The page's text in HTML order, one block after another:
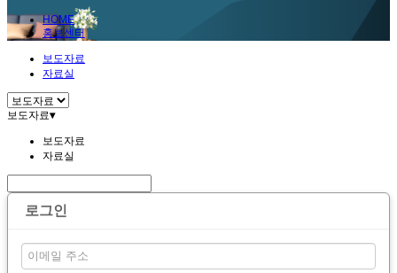
HOME
홍보센터
보도자료
자료실
보도자료▾
보도자료
자료실
로그인